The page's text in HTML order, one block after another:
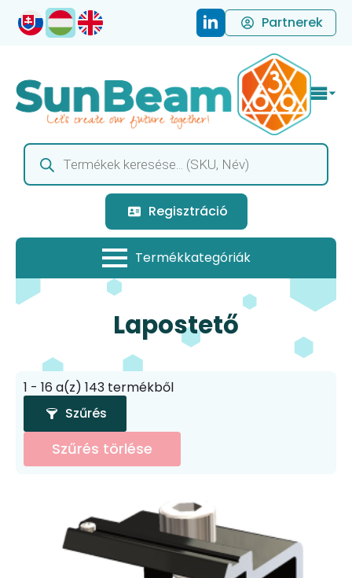
Partnerek
Products
search
Regisztráció
Lapostető
1 - 16 a(z) 143 termékből
Szűrés
Szűrés törlése